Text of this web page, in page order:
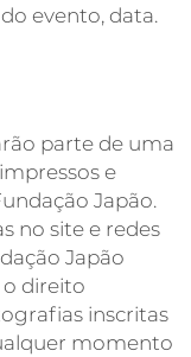
evento, data.
parte de uma
e
Japão.
no site e redes
Japão
o direito
inscritas
momento